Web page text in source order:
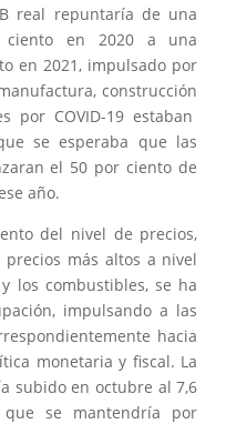
real repuntaría de una
ciento en 2020 a una
en 2021, impulsado por
construcción
por COVID-19 estaban
se esperaba que las
el 50 por ciento de
año.
del nivel de precios,
más altos a nivel
los combustibles, se ha
impulsando a las
hacia
monetaria y fiscal. La
subido en octubre al 7,6
se mantendría por